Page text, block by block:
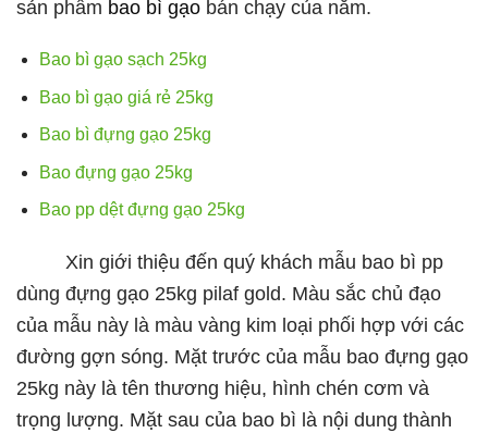
sản phẩm bao bì gạo bán chạy của năm.
Bao bì gạo sạch 25kg
Bao bì gạo giá rẻ 25kg
Bao bì đựng gạo 25kg
Bao đựng gạo 25kg
Bao pp dệt đựng gạo 25kg
Xin giới thiệu đến quý khách mẫu bao bì pp
dùng đựng gạo 25kg pilaf gold. Màu sắc chủ đạo
của mẫu này là màu vàng kim loại phối hợp với các
đường gợn sóng. Mặt trước của mẫu bao đựng gạo
25kg này là tên thương hiệu, hình chén cơm và
trọng lượng. Mặt sau của bao bì là nội dung thành